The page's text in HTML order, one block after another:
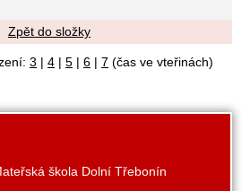
Zpět do složky
3 | 4 | 5 | 6 | 7 (čas ve vteřinách)
škola Dolní Třebonín